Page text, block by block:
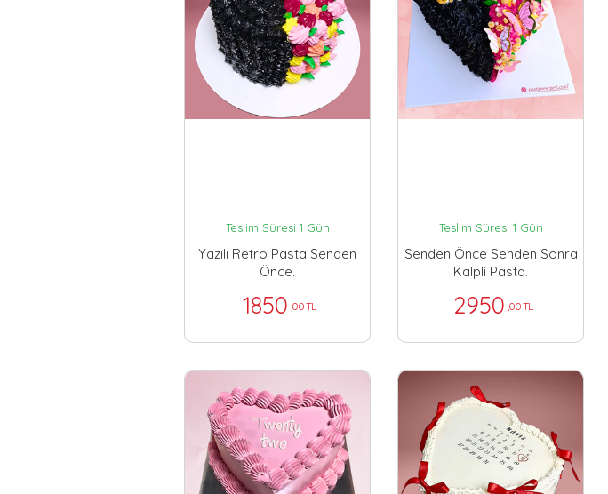
Teslim Süresi 1 Gün
Yazılı Retro Pasta Senden
Önce.
1850 ,00 TL
Teslim Süresi 1 Gün
Senden Önce Senden Sonra
Kalpli Pasta.
2950 ,00 TL